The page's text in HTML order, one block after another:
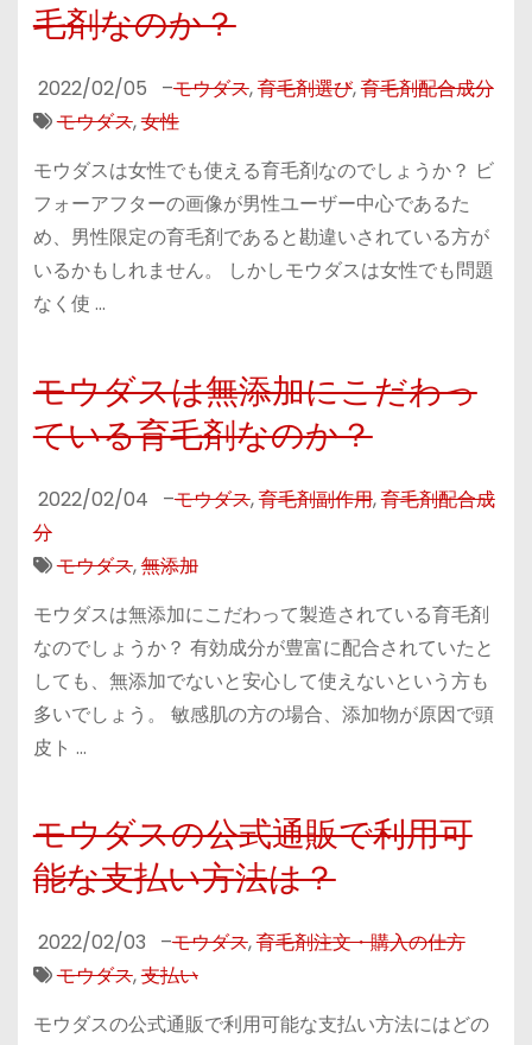
毛剤なのか？
2022/02/05 –モウダス,育毛剤選び,育毛剤配合成分
モウダス,女性
モウダスは女性でも使える育毛剤なのでしょうか？ ビ
フォーアフターの画像が男性ユーザー中心であるた
め、男性限定の育毛剤であると勘違いされている方が
いるかもしれません。 しかしモウダスは女性でも問題
なく使 …
モウダスは無添加にこだわっ
ている育毛剤なのか？
2022/02/04 –モウダス,育毛剤副作用,育毛剤配合成
分
モウダス,無添加
モウダスは無添加にこだわって製造されている育毛剤
なのでしょうか？ 有効成分が豊富に配合されていたと
しても、無添加でないと安心して使えないという方も
多いでしょう。 敏感肌の方の場合、添加物が原因で頭
皮ト …
モウダスの公式通販で利用可
能な支払い方法は？
2022/02/03 –モウダス,育毛剤注文・購入の仕方
モウダス,支払い
モウダスの公式通販で利用可能な支払い方法にはどの